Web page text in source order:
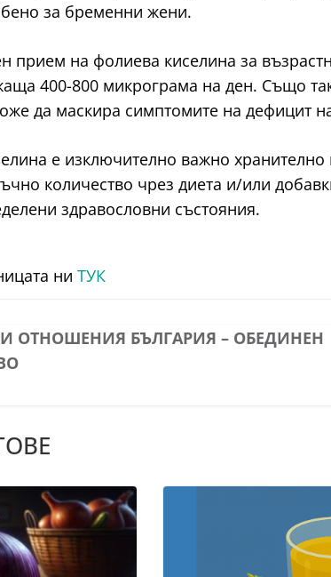
за бременни жени.
прием на фолиева киселина за
400-800 микрограма на ден. Също
да маскира симптомите на дефицит
е изключително важно
количество чрез диета и/или
здравословни състояния.
ни ТУК
ОТНОШЕНИЯ БЪЛГАРИЯ – ОБЕДИНЕН